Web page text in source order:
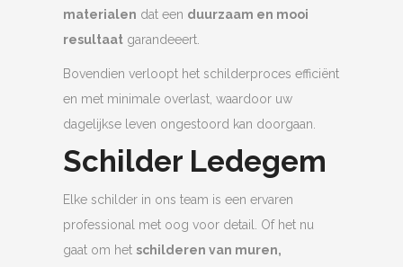
materialen dat een duurzaam en mooi
resultaat garandeeert.
Bovendien verloopt het schilderproces efficiënt
en met minimale overlast, waardoor uw
dagelijkse leven ongestoord kan doorgaan.
Schilder Ledegem
Elke schilder in ons team is een ervaren
professional met oog voor detail. Of het nu
gaat om het schilderen van muren,